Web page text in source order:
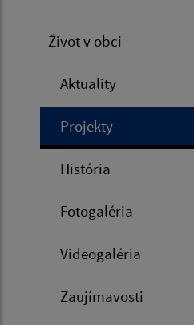
Život v obci
Aktuality
Projekty
História
Fotogaléria
Videogaléria
Zaujímavosti